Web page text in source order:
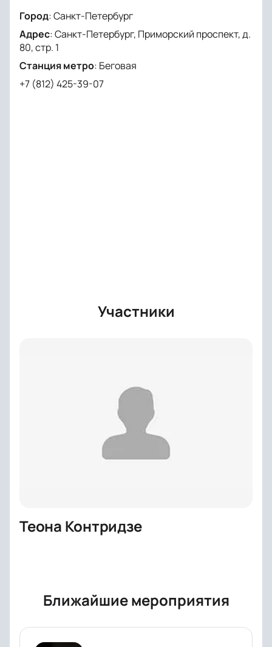
Город:Санкт-Петербург
Адрес:Санкт-Петербург, Приморский проспект, д.
80, стр. 1
Станция метро: Беговая
+7 (812) 425-39-07
Участники
Теона Контридзе
Ближайшие мероприятия